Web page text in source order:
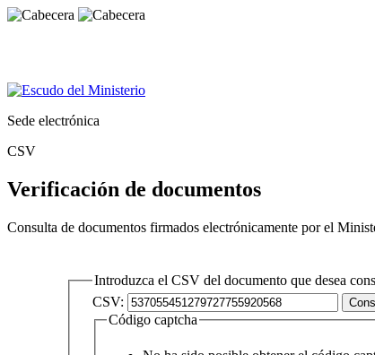
Sede electrónica
CSV
Verificación de documentos
Consulta de documentos firmados electrónicamente por el
Introduzca el CSV del documento que desea
CSV:
Código captcha